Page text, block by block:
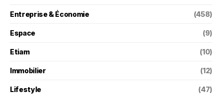
Entreprise & Économie (458)
Espace (9)
Etiam (10)
Immobilier (12)
Lifestyle (47)